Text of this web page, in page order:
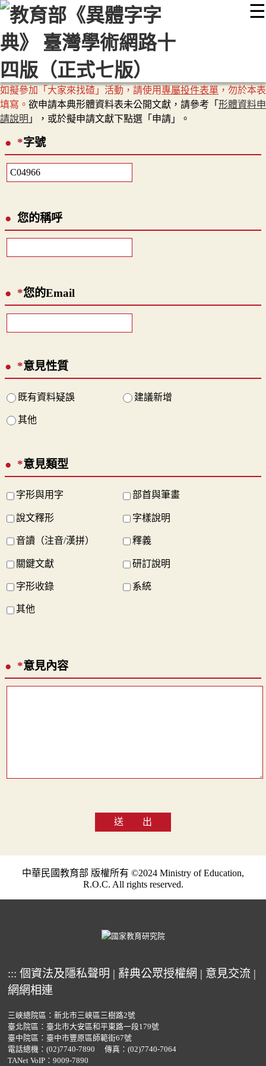
☰
::: 最新消息 常見問題 編輯說明
顯示模式
網站導覽
如擬參加「大家來找碴」活動，請使用專屬投件表單 ，勿於本表
填寫。 欲申請本典形體資料表未公開文獻，請參考「 形體資料申
請說明 」，或於擬申請文獻下點選「申請」。
*字號
您的稱呼
*您的Email
*意見性質
既有資料疑誤 建議新增
其他
*意見類型
字形與用字 部首與筆畫
說文釋形 字樣說明
音讀（注音/漢拼） 釋義
關鍵文獻 研訂說明
字形收錄 系統
其他
*意見內容
送 出
中華民國教育部 版權所有 ©2024 Ministry of Education,
R.O.C. All rights reserved.
::: 個資法及隱私聲明 | 辭典公眾授權網 | 意見交流 |
網網相連
三峽總院區：新北市三峽區三樹路2號
臺北院區：臺北市大安區和平東路一段179號
臺中院區：臺中市豐原區師範街67號
電話總機： (02)7740-7890
傳真：(02)7740-7064
TANet VoIP：9009-7890